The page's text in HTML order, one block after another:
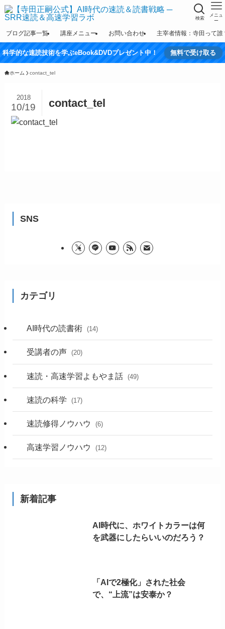
検索
メニュ
ー
ブログ記事一覧 講座メニュー お問い合わせ 主宰者情報：寺田って誰
科学的な速読技術を学ぶeBook&DVDプレゼント中！ 無料で受け取る
ホーム contact_tel
contact_tel
2018
10/19
SNS
カテゴリ
AI時代の読書術 (14)
受講者の声 (20)
速読・高速学習よもやま話 (49)
速読の科学 (17)
速読修得ノウハウ (6)
高速学習ノウハウ (12)
新着記事
AI時代に、ホワイトカラーは何
を武器にしたらいいのだろう？
「AIで2極化」された社会
で、“上流”は安泰か？